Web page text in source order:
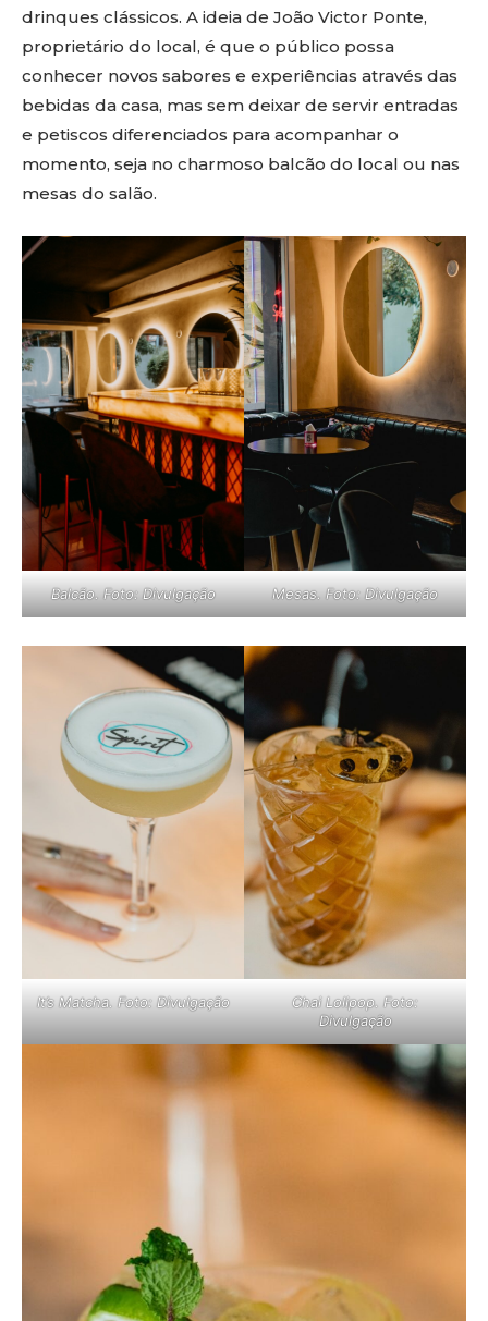
drinques clássicos. A ideia de João Victor Ponte,
proprietário do local, é que o público possa
conhecer novos sabores e experiências através das
bebidas da casa, mas sem deixar de servir entradas
e petiscos diferenciados para acompanhar o
momento, seja no charmoso balcão do local ou nas
mesas do salão.
Balcão. Foto: Divulgação Mesas. Foto: Divulgação
It’s Matcha. Foto: Divulgação
Chai Lolipop. Foto:
Divulgação